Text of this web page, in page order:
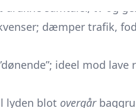
samtaler, tv og
dæmper trafik,
ideel mod
lyden blot overgår